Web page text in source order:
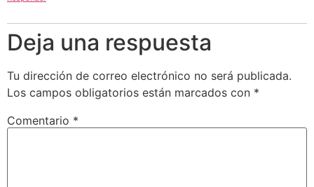
Deja una respuesta
Tu dirección de correo electrónico no será publicada.
Los campos obligatorios están marcados con *
Comentario *